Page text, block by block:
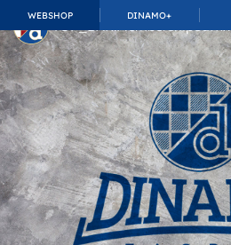
WEBSHOP DINAMO+
TOP_BAR.MembershipSuffix